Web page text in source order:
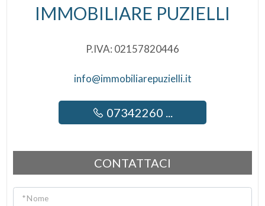
Aria Condizionata
Doccia
Infissi in legno
Cassetta di sicurezza
Piscina
IMMOBILIARE PUZIELLI
P.IVA: 02157820446
info@immobiliarepuzielli.it
07342260 ...
CONTATTACI
* Nome